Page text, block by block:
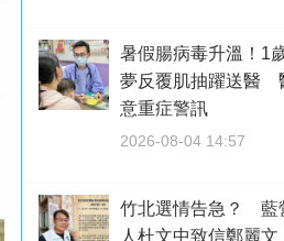
暑假腸病毒升溫！1
夢反覆肌抽躍送醫
意重症警訊
2026-08-04 14:57
竹北選情告急？ 藍
人杜文中致信鄭麗文